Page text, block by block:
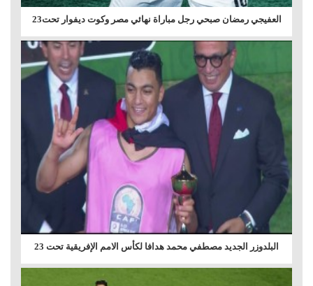
العفيجي رمضان صبحي رجل مباراة نهائي مصر وكوت ديفوار تحت23
البلدوزر الجديد مصطفي محمد هدافا لكأس الامم الإفريقية تحت 23